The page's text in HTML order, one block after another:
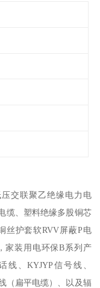
交联聚乙绝缘电力电
缆、塑料绝缘多股铜芯
丝护套软RVV屏蔽P电
家装用电环保B系列产
、KYJYP信号线、
（扁平电缆）、以及辐